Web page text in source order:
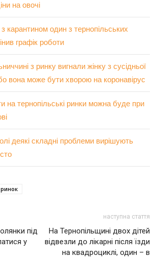
на овочі
з карантином один з тернопільських
графік роботи
з ринку вигнали жінку з сусідньої
вона може бути хворою на коронавірус
на тернопільські ринки можна буде при
деякі складні проблеми вирішують
ринок
під
у
наступна стаття
На Тернопільщині двох дітей
відвезли до лікарні після їзди
на квадроциклі, один – в